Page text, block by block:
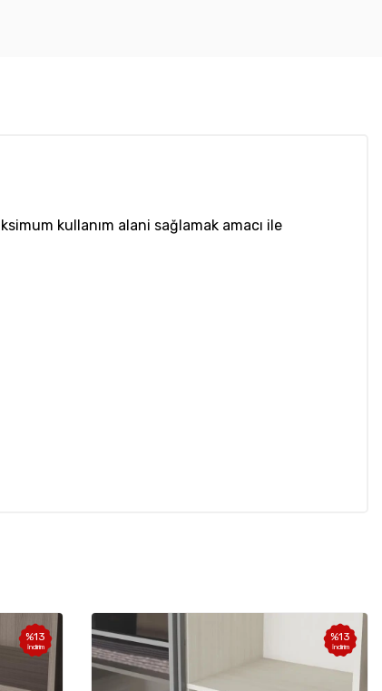
kullanım alani sağlamak amacı ile
%13
İndirim
%13
İndirim